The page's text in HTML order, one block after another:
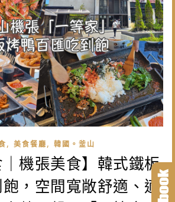
, 美食餐廳, 韓國。釜山
｜機張美食】韓式鐵板
，空間寬敞舒適、適